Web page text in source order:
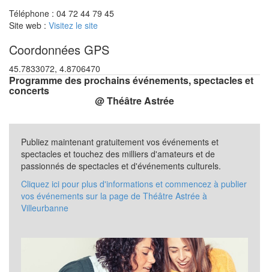
Téléphone : 04 72 44 79 45
Site web : Visitez le site
Coordonnées GPS
45.7833072, 4.8706470
Programme des prochains événements, spectacles et
concerts
@ Théâtre Astrée
Publiez maintenant gratuitement vos événements et
spectacles et touchez des milliers d'amateurs et de
passionnés de spectacles et d'événements culturels.
Cliquez ici pour plus d'informations et commencez à publier
vos événements sur la page de Théâtre Astrée à
Villeurbanne